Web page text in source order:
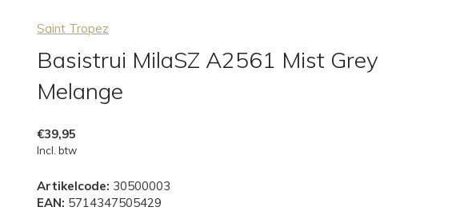
Saint Tropez
Basistrui MilaSZ A2561 Mist Grey
Melange
€39,95
Incl. btw
Artikelcode: 30500003
EAN: 5714347505429